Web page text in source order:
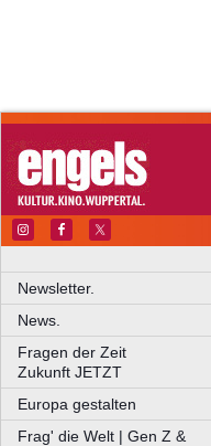
Newsletter.
News.
Fragen der Zeit
Zukunft JETZT
Europa gestalten
Frag' die Welt | Gen Z &